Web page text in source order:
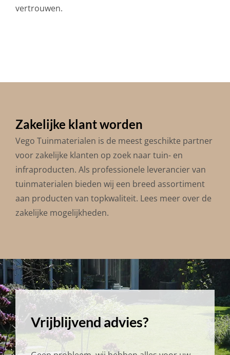
vertrouwen.
Zakelijke klant worden
Vego Tuinmaterialen is de meest geschikte partner
voor zakelijke klanten op zoek naar tuin- en
infraproducten. Als professionele leverancier van
tuinmaterialen bieden wij een breed assortiment
aan producten van topkwaliteit. Lees meer over de
zakelijke mogelijkheden.
Vrijblijvend advies?